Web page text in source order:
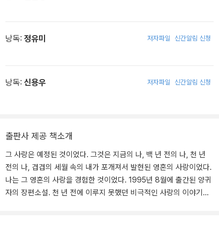
낭독: 정유미 저자파일 신간알림 신청
낭독: 신용우 저자파일 신간알림 신청
출판사 제공 책소개
그 사랑은 예정된 것이었다. 그것은 지금의 나, 백 년 전의 나, 천 년
전의 나, 겹겹의 세월 속의 내가 포개져서 발현된 영혼의 사랑이었다.
나는 그 영혼의 사랑을 경험한 것이었다. 1995년 8월에 출간된 양귀
자의 장편소설. 천 년 전에 이루지 못했던 비극적인 사랑의 이야기가